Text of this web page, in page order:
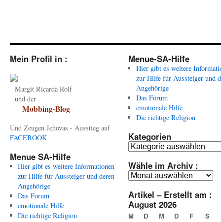
Mein Profil in :
Margit Ricarda Rolf
und der
Mobbing-Blog
Und Zeugen Jehovas - Ausstieg auf
FACEBOOK
Menue SA-Hilfe
Hier gibt es weitere Informationen
zur Hilfe für Aussteiger und deren
Angehörige
Das Forum
emotionale Hilfe
Die richtige Religion
Menue-SA-Hilfe
Hier gibt es weitere
zur Hilfe für Aussteiger und
Angehörige
Das Forum
emotionale Hilfe
Die richtige Religion
Kategorien
Kategorien
Wähle im Archiv :
Wähle
Archiv
:
Artikel – Erstellt am :
August 2026
M D M D F S